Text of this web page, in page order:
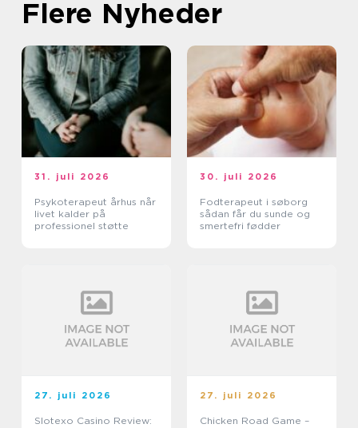
Flere Nyheder
31. juli 2026
Psykoterapeut århus når
livet kalder på
professionel støtte
30. juli 2026
Fodterapeut i søborg
sådan får du sunde og
smertefri fødder
27. juli 2026
Slotexo Casino Review:
27. juli 2026
Chicken Road Game –